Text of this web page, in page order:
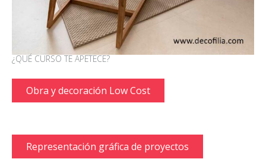
¿QUÉ CURSO TE APETECE?
Obra y decoración Low Cost
Representación gráfica de proyectos